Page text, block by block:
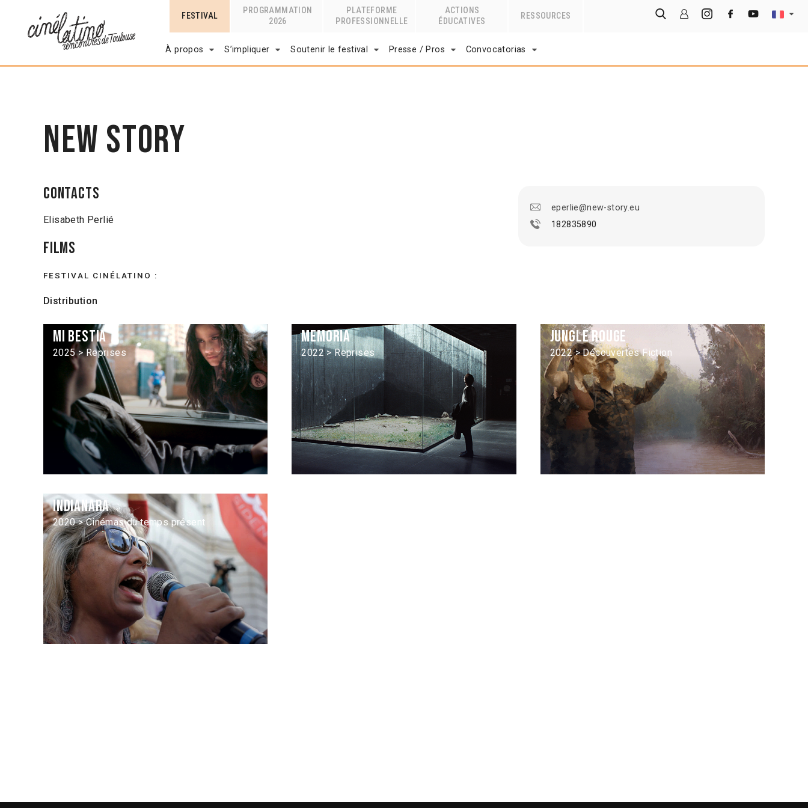
FESTIVAL
PROGRAMMATION
2026
PLATEFORME
PROFESSIONNELLE
ACTIONS
ÉDUCATIVES
RESSOURCES
À propos S’impliquer Soutenir le festival Presse / Pros Convocatorias
New Story
eperlie@new-story.eu
182835890
Contacts
Elisabeth Perlié
Films
FESTIVAL CINÉLATINO :
Distribution
Mi bestia
2025 > Reprises
Memoria
2022 > Reprises
Jungle rouge
2022 > Découvertes Fiction
Indianara
2020 > Cinémas du temps présent